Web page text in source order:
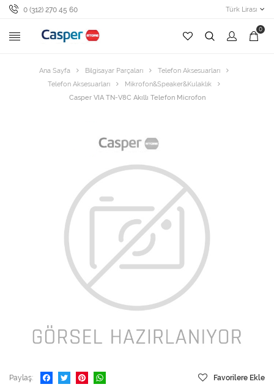
0 (312) 270 45 60 Türk Lirası
0
Ana Sayfa Bilgisayar Parçaları
Telefon Aksesuarları
Telefon Aksesuarları
Mikrofon&Speaker&Kulaklık
Casper VIA TN-V8C Akıllı Telefon Microfon
Paylaş Favorilere Ekle